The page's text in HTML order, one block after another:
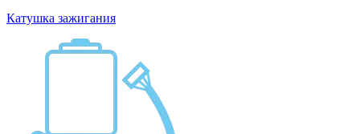
Катушка зажигания